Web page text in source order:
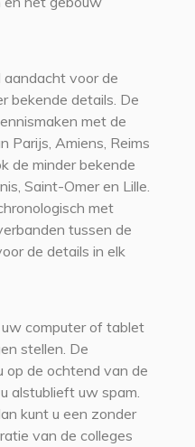
aandacht voor de
bekende details. De
met de
Parijs, Amiens, Reims
de minder bekende
Saint-Omer en Lille.
met
tussen de
de details in elk
computer of tablet
stellen. De
op de ochtend van de
alstublieft uw spam.
kunt u een zonder
van de colleges